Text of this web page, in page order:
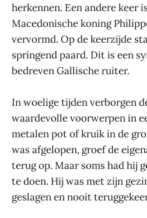
herkennen. Een andere keer
Macedonische koning
vervormd. Op de keerzijde
springend paard. Dit is een
bedreven Gallische ruiter.
In woelige tijden verborgen
waardevolle voorwerpen in
metalen pot of kruik in de
was afgelopen, groef de
terug op. Maar soms had hij
te doen. Hij was met zijn
geslagen en nooit